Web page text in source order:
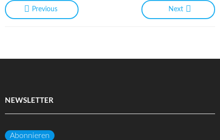
Previous Next
NEWSLETTER
Abonnieren